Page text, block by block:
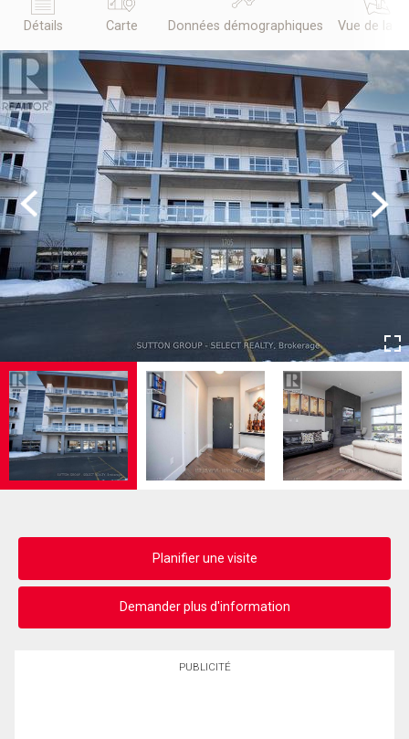
Détails Carte Données démographiques Vue de la
Previous Next
Planifier une visite
Demander plus d'information
PUBLICITÉ